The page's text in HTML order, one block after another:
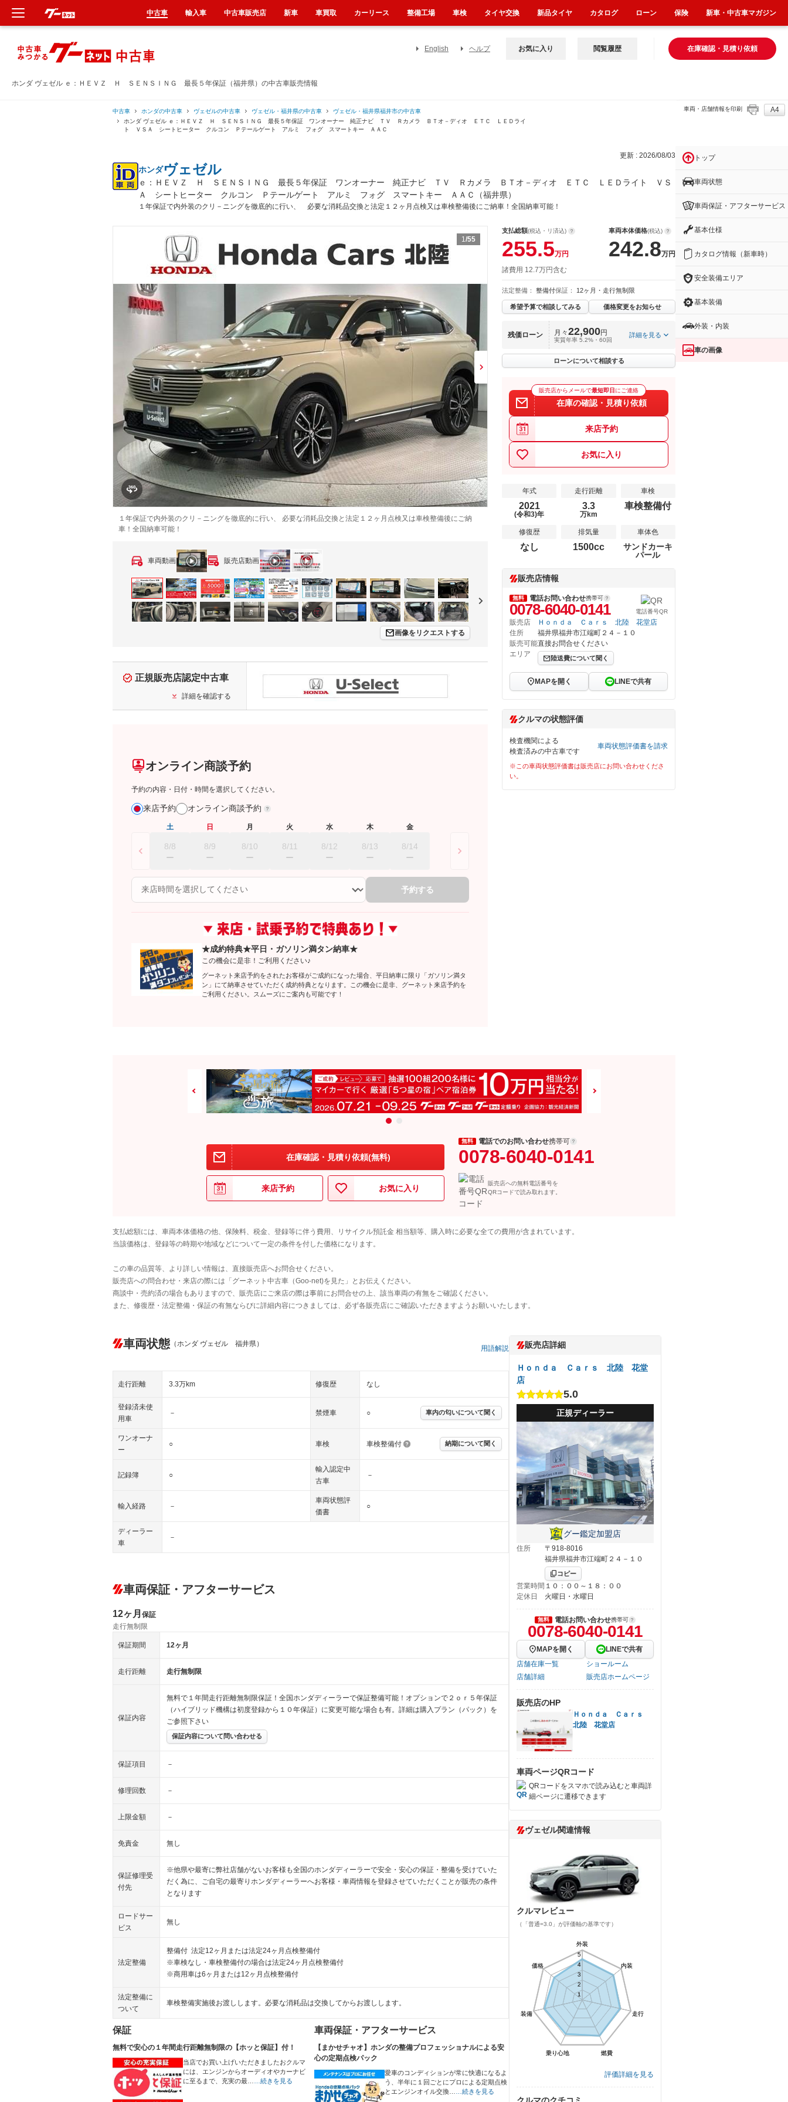
ホンダ ヴェゼル ｅ：ＨＥＶＺ Ｈ ＳＥＮＳＩＮＧ 最長５年保証（福井県）の中古車販売情報
English ヘルプ 在庫確認・見積り依頼
お気に入り 閲覧履歴
中古車 ホンダの中古車 ヴェゼルの中古車 ヴェゼル・福井県の中古車
ヴェゼル・福井県福井市の中古車
ホンダ ヴェゼル ｅ：ＨＥＶＺ Ｈ ＳＥＮＳＩＮＧ 最長５年保証 ワンオーナー 純正ナビ ＴＶ Ｒカメラ ＢＴオ－ディオ ＥＴＣ ＬＥＤライ
ト ＶＳＡ シートヒーター クルコン Ｐテールゲート アルミ フォグ スマートキー ＡＡＣ
車両・店舗情報を印刷 A4
更新 : 2026/08/03
ホンダヴェゼル
ｅ：ＨＥＶＺ Ｈ ＳＥＮＳＩＮＧ 最長５年保証 ワンオーナー 純正ナビ ＴＶ Ｒカメラ ＢＴオ－ディオ ＥＴＣ ＬＥＤライト ＶＳ
Ａ シートヒーター クルコン Ｐテールゲート アルミ フォグ スマートキー ＡＡＣ（福井県）
１年保証で内外装のクリ－ニングを徹底的に行い、 必要な消耗品交換と法定１２ヶ月点検又は車検整備後にご納車！全国納車可能！
1/55
１年保証で内外装のクリ－ニングを徹底的に行い、 必要な消耗品交換と法定１２ヶ月点検又は車検整備後にご納
車！全国納車可能！
車両動画 販売店動画
画像をリクエストする
正規販売店認定中古車
詳細を確認する
オンライン商談予約
予約の内容・日付・時間を選択してください。
来店予約 オンライン商談予約
土
8/8
日
8/9
月
8/10
火
8/11
水
8/12
木
8/13
金
8/14
予約する
★成約特典★平日・ガソリン満タン納車★
この機会に是非！ご利用ください♪
グーネット来店予約をされたお客様がご成約になった場合、平日納車に限り「ガソリン満タ
ン」にて納車させていただく成約特典となります。この機会に是非、グーネット来店予約を
ご利用ください。スムーズにご案内も可能です！
支払総額(税込・リ済込)
255.5万円
車両本体価格(税込)
242.8万円
諸費用 12.7万円含む
法定整備： 整備付保証： 12ヶ月・走行無制限
希望予算で相談してみる 価格変更をお知らせ
残価ローン 月々22,900円
実質年率 5.2%・60回
詳細を見る
ローンについて相談する
販売店からメールで最短即日 にご連絡
在庫の確認・見積り依頼
来店予約
お気に入り
年式
2021
(令和3)年
走行距離
3.3
万km
車検
車検整備付
修復歴
なし
排気量
1500cc
車体色
サンドカーキ
パール
販売店情報
無料 電話お問い合わせ携帯可
0078-6040-0141 電話番号QR
販売店
Ｈｏｎｄａ Ｃａｒｓ 北陸 花堂店
住所
福井県福井市江端町２４－１０
販売可能
エリア
直接お問合せください
陸送費について聞く
MAPを開く LINEで共有
クルマの状態評価
検査機関による
検査済みの中古車です
車両状態評価書を請求
※この車両状態評価書は販売店にお問い合わせくださ
い。
在庫確認・見積り依頼(無料)
来店予約 お気に入り
無料 電話でのお問い合わせ携帯可
0078-6040-0141
販売店への無料電話番号を
QRコードで読み取れます。
支払総額には、車両本体価格の他、保険料、税金、登録等に伴う費用、リサイクル預託金 相当額等、購入時に必要な全ての費用が含まれています。
当該価格は、登録等の時期や地域などについて一定の条件を付した価格になります。
この車の品質等、より詳しい情報は、直接販売店へお問合せください。
販売店への問合わせ・来店の際には「グーネット中古車（Goo-net)を見た」とお伝えください。
商談中・売約済の場合もありますので、販売店にご来店の際は事前にお問合せの上、該当車両の有無をご確認ください。
また、修復歴・法定整備・保証の有無ならびに詳細内容につきましては、必ず各販売店にご確認いただきますようお願いいたします。
車両状態 （ホンダ ヴェゼル 福井県）
用語解説
走行距離 3.3万km 修復歴 なし
登録済未使
用車
－ 禁煙車 ○ 車内の匂いについて聞く
ワンオーナ
ー
○ 車検 車検整備付 納期について聞く
記録簿 ○
輸入認定中
古車
－
輸入経路 －
車両状態評
価書
○
ディーラー
車
－
車両保証・アフターサービス
12ヶ月 保証
走行無制限
保証期間 12ヶ月
走行距離 走行無制限
保証内容
無料で１年間走行距離無制限保証！全国ホンダディーラーで保証整備可能！オプションで２ｏｒ５年保証
（ハイブリッド機構は初度登録から１０年保証）に変更可能な場合も有。詳細は購入プラン（パック）を
ご参照下さい
保証内容について問い合わせる
保証項目 －
修理回数 －
上限金額 －
免責金 無し
保証修理受
付先
※他県や最寄に弊社店舗がないお客様も全国のホンダディーラーで安全・安心の保証・整備を受けていた
だく為に、ご自宅の最寄りホンダディーラーへお客様・車両情報を登録させていただくことが販売の条件
となります
ロードサー
ビス
無し
法定整備
整備付 法定12ヶ月または法定24ヶ月点検整備付
※車検なし・車検整備付の場合は法定24ヶ月点検整備付
※商用車は6ヶ月または12ヶ月点検整備付
法定整備に
ついて
車検整備実施後お渡しします。必要な消耗品は交換してからお渡しします。
保証
無料で安心の１年間走行距離無制限の【ホッと保証】付！
当店でお買い上げいただきましたおクルマ
には、エンジンからオーディオやカーナビ
に至るまで、充実の最…
…続きを見る
車両保証・アフターサービス
【まかせチャオ】ホンダの整備プロフェッショナルによる安
心の定期点検パック
愛車のコンディションが常に快適になるよ
う、半年に１回ごとにプロによる定期点検
とエンジンオイル交換…
…続きを見る
販売店詳細
Ｈｏｎｄａ Ｃａｒｓ 北陸 花堂
店
5.0
正規ディーラー
グー鑑定加盟店
住所
〒918-8016
福井県福井市江端町２４－１０
コピー
営業時間 １０：００～１８：００
定休日
火曜日・水曜日
無料 電話お問い合わせ携帯可
0078-6040-0141
MAPを開く
LINEで共有
店舗在庫一覧
ショールーム
店舗詳細
販売店ホームページ
販売店のHP
Ｈｏｎｄａ Ｃａｒｓ
北陸 花堂店
車両ページQRコード
QRコードをスマホで読み込むと車両詳
細ページに遷移できます
ヴェゼル関連情報
クルマレビュー
（「普通=3.0」が評価軸の基準です）
外装
内装
走行
燃費
乗り心地
装備
価格
1
2
3
4
5
外装
内装
走行
燃費
乗り心地
装備
価格
1
2
3
4
5
評価詳細を見る
トップ
車両状態
車両保証・アフターサービス
基本仕様
カタログ情報（新車時）
安全装備エリア
基本装備
外装・内装
車の画像
中古車 輸入車 中古車販売店 新車 車買取 カーリース 整備工場 車検 タイヤ交換 新品タイヤ カタログ ローン 保険 新車・中古車マガジン
新車
中古車